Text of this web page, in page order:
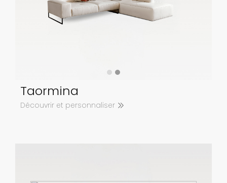
Taormina
Découvrir et personnaliser